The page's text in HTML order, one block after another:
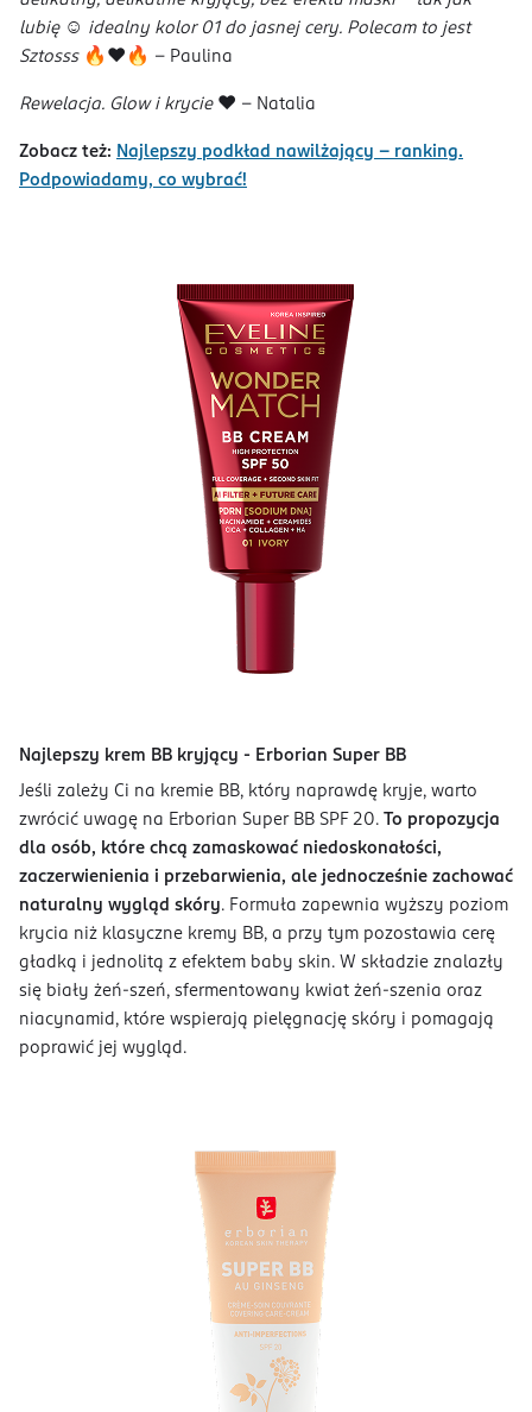
lubię ☺️ idealny kolor 01 do jasnej cery. Polecam to jest
Sztosss🔥❤️🔥 - Paulina
Rewelacja. Glow i krycie❤️ - Natalia
Zobacz też: Najlepszy podkład nawilżający – ranking.
Podpowiadamy, co wybrać!
Najlepszy krem BB kryjący - Erborian Super BB
Jeśli zależy Ci na kremie BB, który naprawdę kryje, warto
zwrócić uwagę na Erborian Super BB SPF 20.
To propozycja
dla osób, które chcą zamaskować niedoskonałości,
zaczerwienienia i przebarwienia, ale jednocześnie zachować
naturalny wygląd skóry. Formuła zapewnia wyższy poziom
krycia niż klasyczne kremy BB, a przy tym pozostawia cerę
gładką i jednolitą z efektem baby skin. W składzie znalazły
się biały żeń-szeń, sfermentowany kwiat żeń-szenia oraz
niacynamid, które wspierają pielęgnację skóry i pomagają
poprawić jej wygląd.